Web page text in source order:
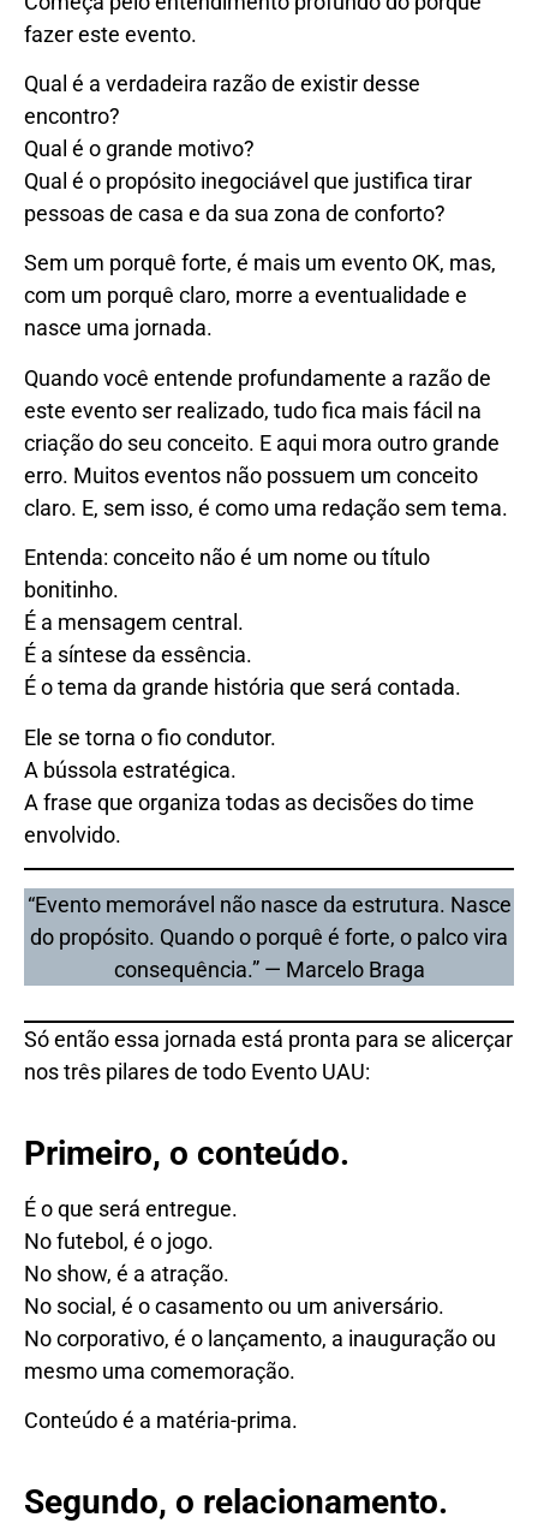
fazer este evento.
Qual é a verdadeira razão de existir desse
encontro?
Qual é o grande motivo?
Qual é o propósito inegociável que justifica tirar
pessoas de casa e da sua zona de conforto?
Sem um porquê forte, é mais um evento OK, mas,
com um porquê claro, morre a eventualidade e
nasce uma jornada.
Quando você entende profundamente a razão de
este evento ser realizado, tudo fica mais fácil na
criação do seu conceito. E aqui mora outro grande
erro. Muitos eventos não possuem um conceito
claro. E, sem isso, é como uma redação sem tema.
Entenda: conceito não é um nome ou título
bonitinho.
É a mensagem central.
É a síntese da essência.
É o tema da grande história que será contada.
Ele se torna o fio condutor.
A bússola estratégica.
A frase que organiza todas as decisões do time
envolvido.
“Evento memorável não nasce da estrutura. Nasce
do propósito. Quando o porquê é forte, o palco vira
consequência.” — Marcelo Braga
Só então essa jornada está pronta para se alicerçar
nos três pilares de todo Evento UAU:
Primeiro, o conteúdo.
É o que será entregue.
No futebol, é o jogo.
No show, é a atração.
No social, é o casamento ou um aniversário.
No corporativo, é o lançamento, a inauguração ou
mesmo uma comemoração.
Conteúdo é a matéria-prima.
Segundo, o relacionamento.